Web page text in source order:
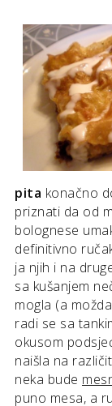
pita konačno
priznati da od
bolognese
definitivno
ja njih i na
sa kušanjem
mogla (a
radi se sa
okusom
naišla na
neka bude
puno mesa, a